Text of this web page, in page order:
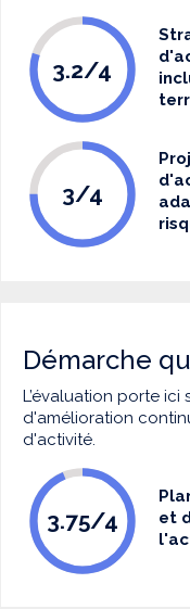
3.2/4
3/4
Démarche
L’évaluation porte
d'amélioration
d'activité.
3.75/4
et